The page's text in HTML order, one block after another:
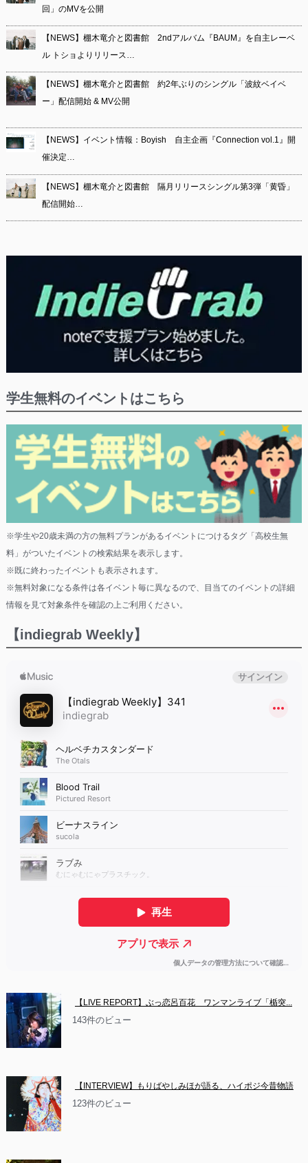
回」のMVを公開
【NEWS】棚木竜介と図書館 2ndアルバム『BAUM』を自主レーベ
ル トショよりリリース…
【NEWS】棚木竜介と図書館 約2年ぶりのシングル「波紋ベイベ
ー」配信開始 & MV公開
【NEWS】イベント情報：Boyish 自主企画『Connection vol.1』開
催決定…
【NEWS】棚木竜介と図書館 隔月リリースシングル第3弾「黄昏」
配信開始…
学生無料のイベントはこちら
※学生や20歳未満の方の無料プランがあるイベントにつけるタグ「高校生無
料」がついたイベントの検索結果を表示します。
※既に終わったイベントも表示されます。
※無料対象になる条件は各イベント毎に異なるので、目当てのイベントの詳細
情報を見て対象条件を確認の上ご利用ください。
【indiegrab Weekly】
【LIVE REPORT】ぶっ恋呂百花　ワンマンライブ「楯突...
143件のビュー
【INTERVIEW】もりばやしみほが語る、ハイポジ今昔物語
123件のビュー